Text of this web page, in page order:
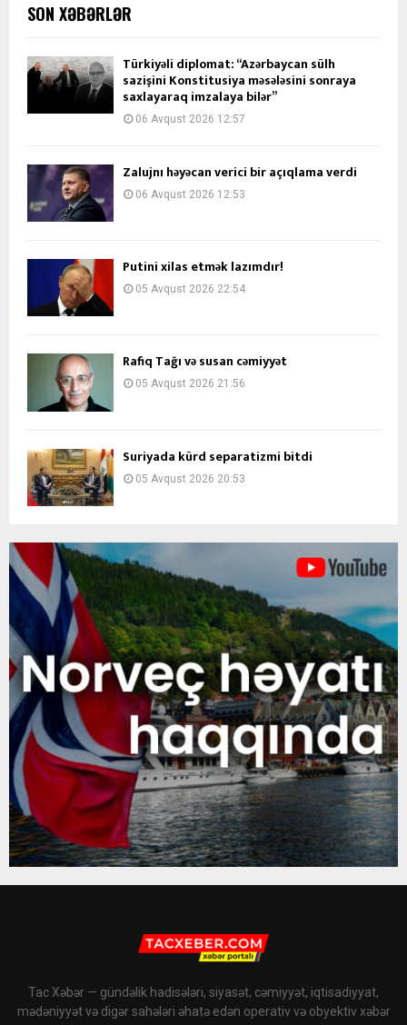
SON XƏBƏRLƏR
Türkiyəli diplomat: “Azərbaycan sülh
sazişini Konstitusiya məsələsini sonraya
saxlayaraq imzalaya bilər”
06 Avqust 2026 12:57
Zalujnı həyəcan verici bir açıqlama verdi
06 Avqust 2026 12:53
Putini xilas etmək lazımdır!
05 Avqust 2026 22:54
Rafiq Tağı və susan cəmiyyət
05 Avqust 2026 21:56
Suriyada kürd separatizmi bitdi
05 Avqust 2026 20:53
Tac Xəbər — gündəlik hadisələri, siyasət, cəmiyyət, iqtisadiyyat,
mədəniyyət və digər sahələri əhatə edən operativ və obyektiv xəbər